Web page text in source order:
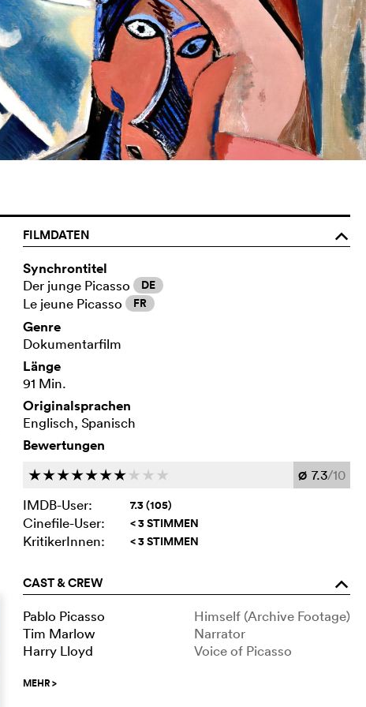
FILMDATEN
o
Synchrontitel
Der junge Picasso DE
Le jeune Picasso FR
Genre
Dokumentarfilm
Länge
91 Min.
Originalsprachen
Englisch, Spanisch
Bewertungen
ccccccc c c c Ø 7.3/10
IMDB-User:
7.3 (105)
Cinefile-User: < 3 STIMMEN
KritikerInnen: < 3 STIMMEN
CAST & CREW o
Pablo Picasso
Himself (Archive Footage)
Tim Marlow
Narrator
Harry Lloyd
Voice of Picasso
MEHR>